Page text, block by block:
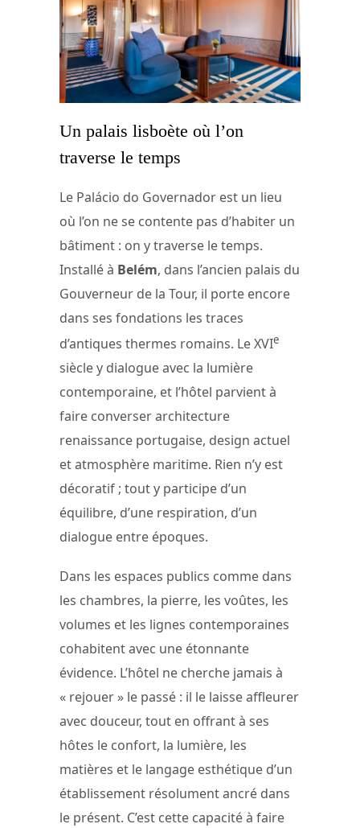
Un palais lisboète où l’on
traverse le temps
Le Palácio do Governador est un lieu
où l’on ne se contente pas d’habiter un
bâtiment : on y traverse le temps.
Installé à Belém, dans l’ancien palais du
Gouverneur de la Tour, il porte encore
dans ses fondations les traces
d’antiques thermes romains. Le XVIe
siècle y dialogue avec la lumière
contemporaine, et l’hôtel parvient à
faire converser architecture
renaissance portugaise, design actuel
et atmosphère maritime. Rien n’y est
décoratif ; tout y participe d’un
équilibre, d’une respiration, d’un
dialogue entre époques.
Dans les espaces publics comme dans
les chambres, la pierre, les voûtes, les
volumes et les lignes contemporaines
cohabitent avec une étonnante
évidence. L’hôtel ne cherche jamais à
« rejouer » le passé : il le laisse affleurer
avec douceur, tout en offrant à ses
hôtes le confort, la lumière, les
matières et le langage esthétique d’un
établissement résolument ancré dans
le présent. C’est cette capacité à faire